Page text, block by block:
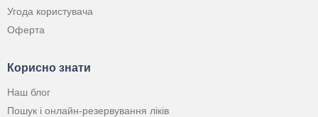
Угода користувача
Оферта
Корисно знати
Наш блог
Пошук і онлайн-резервування ліків